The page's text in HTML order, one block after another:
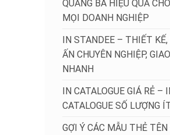
QUẢNG BÁ HIỆU QUẢ CHO
MỌI DOANH NGHIỆP
IN STANDEE – THIẾT KẾ,
ẤN CHUYÊN NGHIỆP, GIAO
NHANH
IN CATALOGUE GIÁ RẺ –
CATALOGUE SỐ LƯỢNG
GỢI Ý CÁC MẪU THẺ